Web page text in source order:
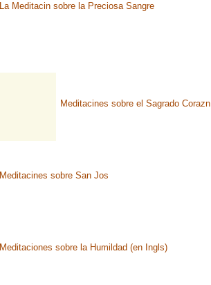
La Meditacin sobre la Preciosa Sangre
Meditacines sobre el Sagrado Corazn
Meditacines sobre San Jos
Meditaciones sobre la Humildad (en Ingls)